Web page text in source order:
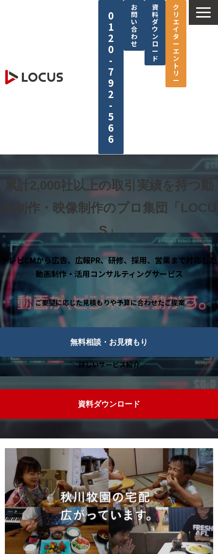
0
1
2
0
-
7
9
2
-
5
6
6
お
問
い
合
わ
せ
資
料
ダ
ウ
ン
ロ
ー
ド
ク
リ
エ
イ
タ
ー
エ
ン
ト
リ
ー
サービス
セミナー
お客様の声
ブログ
お役立ち資料
累計2,000社以上の取引実績を持つ
画制作・映像制作のプロ集団「LOCU
S」
テレビCMから広告、広報PR、研修、採用、営業まで対応した
動画制作・活用コンサルティングサービス
＼ ご要望に応じた見積もりや予算に合わせたご提案／
無料相談・お見積もり
＼ 詳しいサービス紹介 ／
資料ダウンロード